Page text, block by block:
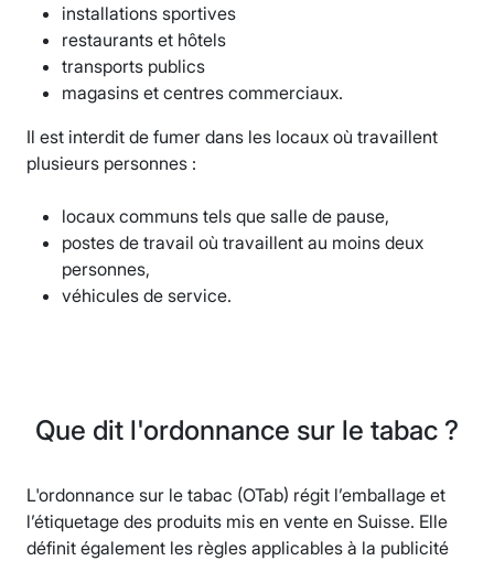
installations sportives
restaurants et hôtels
transports publics
magasins et centres commerciaux.
Il est interdit de fumer dans les locaux où travaillent
plusieurs personnes :
locaux communs tels que salle de pause,
postes de travail où travaillent au moins deux
personnes,
véhicules de service.
Que dit l'ordonnance sur le tabac ?
L'ordonnance sur le tabac (OTab) régit l’emballage et
l’étiquetage des produits mis en vente en Suisse. Elle
définit également les règles applicables à la publicité